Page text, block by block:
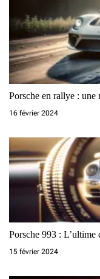
i
c
l
e
Porsche en rallye : une
16 février 2024
Porsche 993 : L’ultime
15 février 2024